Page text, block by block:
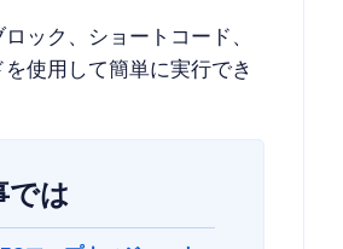
ック、ショートコード、
を使用して簡単に実行でき
では